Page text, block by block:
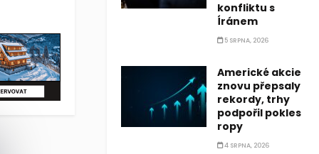
umělou inteligenci s kódovým označením Iris. Tento
konfliktu s
Íránem
5 SRPNA, 2026
Americké akcie
znovu přepsaly
rekordy, trhy
podpořil pokles
ropy
4 SRPNA, 2026